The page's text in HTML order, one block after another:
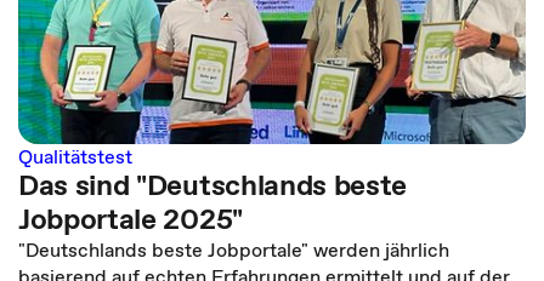
Qualitätstest
Das sind "Deutschlands beste
Jobportale 2025"
"Deutschlands beste Jobportale" werden jährlich